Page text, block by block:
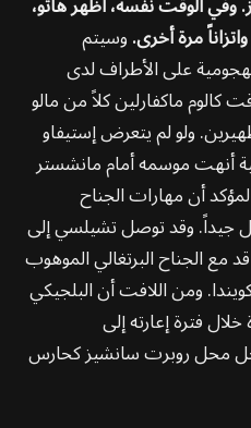
وسيتم
على الأطراف لدى
كالوم ماكفارلين كلاً من مالو
ولو لم يتعرض إستيفاو
أنهت موسمه أمام مانشستر
من المؤكد أن مهارات الجناح
جيداً. وقد توصل تشيلسي إلى
مع الجناح البرتغالي الموهوب
كويندا. ومن اللافت أن البلجيكي
فترة إعارته إلى
محل روبرت سانشيز كحارس